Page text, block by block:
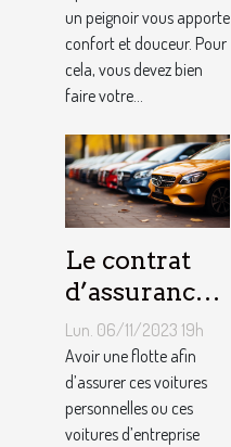
homme ?
un peignoir vous apporte
confort et douceur. Pour
cela, vous devez bien
faire votre...
Le contrat
d’assurance
auto par
flotte : est-il
si
bénéfique ?
Lun. 06/11/2023 19h
Avoir une flotte afin
d’assurer ces voitures
personnelles ou ces
voitures d’entreprise